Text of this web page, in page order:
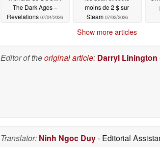
The Dark Ages –
Revelations 07/04/2026
moins de 2 $ sur
Steam 07/02/2026
Show more articles
Editor of theoriginal article: Darryl Linington
Translator: Ninh Ngoc Duy- Editorial